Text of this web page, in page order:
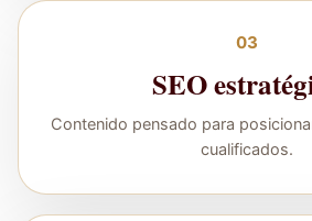
03
SEO
Contenido pensado para
cualificados.